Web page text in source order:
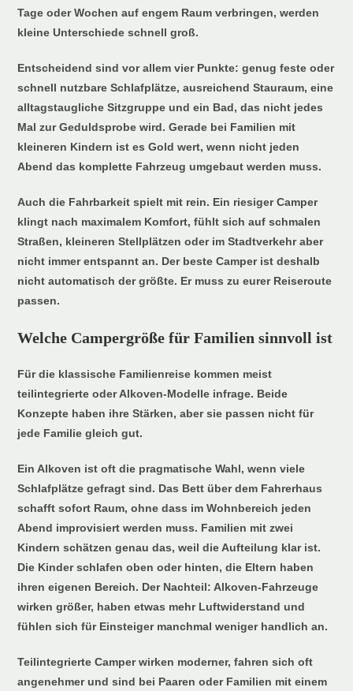
Tage oder Wochen auf engem Raum verbringen, werden
kleine Unterschiede schnell groß.
Entscheidend sind vor allem vier Punkte: genug feste oder
schnell nutzbare Schlafplätze, ausreichend Stauraum, eine
alltagstaugliche Sitzgruppe und ein Bad, das nicht jedes
Mal zur Geduldsprobe wird. Gerade bei Familien mit
kleineren Kindern ist es Gold wert, wenn nicht jeden
Abend das komplette Fahrzeug umgebaut werden muss.
Auch die Fahrbarkeit spielt mit rein. Ein riesiger Camper
klingt nach maximalem Komfort, fühlt sich auf schmalen
Straßen, kleineren Stellplätzen oder im Stadtverkehr aber
nicht immer entspannt an. Der beste Camper ist deshalb
nicht automatisch der größte. Er muss zu eurer Reiseroute
passen.
Welche Campergröße für Familien sinnvoll ist
Für die klassische Familienreise kommen meist
teilintegrierte oder Alkoven-Modelle infrage. Beide
Konzepte haben ihre Stärken, aber sie passen nicht für
jede Familie gleich gut.
Ein Alkoven ist oft die pragmatische Wahl, wenn viele
Schlafplätze gefragt sind. Das Bett über dem Fahrerhaus
schafft sofort Raum, ohne dass im Wohnbereich jeden
Abend improvisiert werden muss. Familien mit zwei
Kindern schätzen genau das, weil die Aufteilung klar ist.
Die Kinder schlafen oben oder hinten, die Eltern haben
ihren eigenen Bereich. Der Nachteil: Alkoven-Fahrzeuge
wirken größer, haben etwas mehr Luftwiderstand und
fühlen sich für Einsteiger manchmal weniger handlich an.
Teilintegrierte Camper wirken moderner, fahren sich oft
angenehmer und sind bei Paaren oder Familien mit einem